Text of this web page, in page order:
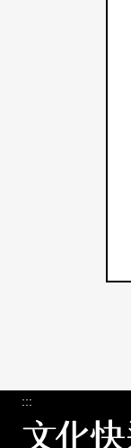
:::